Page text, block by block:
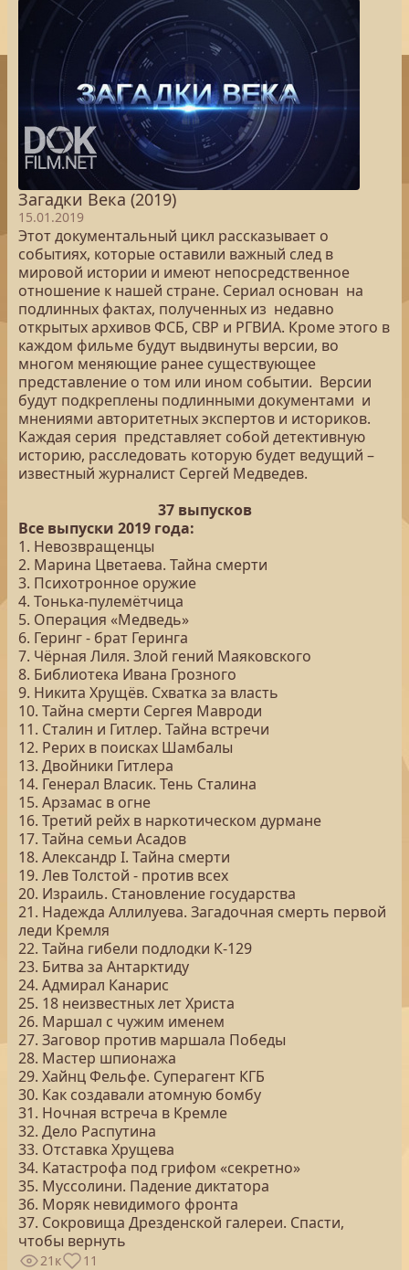
Загадки Века (2019)
15.01.2019
Этот документальный цикл рассказывает о
событиях, которые оставили важный след в
мировой истории и имеют непосредственное
отношение к нашей стране. Сериал основан на
подлинных фактах, полученных из недавно
открытых архивов ФСБ, СВР и РГВИА. Кроме этого в
каждом фильме будут выдвинуты версии, во
многом меняющие ранее существующее
представление о том или ином событии. Версии
будут подкреплены подлинными документами и
мнениями авторитетных экспертов и историков.
Каждая серия представляет собой детективную
историю, расследовать которую будет ведущий –
известный журналист Сергей Медведев.
37 выпусков
Все выпуски 2019 года:
1. Невозвращенцы
2. Марина Цветаева. Тайна смерти
3. Психотронное оружие
4. Тонька-пулемётчица
5. Операция «Медведь»
6. Геринг - брат Геринга
7. Чёрная Лиля. Злой гений Маяковского
8. Библиотека Ивана Грозного
9. Никита Хрущёв. Схватка за власть
10. Тайна смерти Сергея Мавроди
11. Сталин и Гитлер. Тайна встречи
12. Рерих в поисках Шамбалы
13. Двойники Гитлера
14. Генерал Власик. Тень Сталина
15. Арзамас в огне
16. Третий рейх в наркотическом дурмане
17. Тайна семьи Асадов
18. Александр I. Тайна смерти
19. Лев Толстой - против всех
20. Израиль. Становление государства
21. Надежда Аллилуева. Загадочная смерть первой
леди Кремля
22. Тайна гибели подлодки К-129
23. Битва за Антарктиду
24. Адмирал Канарис
25. 18 неизвестных лет Христа
26. Маршал с чужим именем
27. Заговор против маршала Победы
28. Мастер шпионажа
29. Хайнц Фельфе. Суперагент КГБ
30. Как создавали атомную бомбу
31. Ночная встреча в Кремле
32. Дело Распутина
33. Отставка Хрущева
34. Катастрофа под грифом «секретно»
35. Муссолини. Падение диктатора
36. Моряк невидимого фронта
37. Сокровища Дрезденской галереи. Спасти,
чтобы вернуть
21к 11